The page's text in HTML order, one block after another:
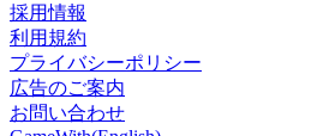
採用情報
利用規約
プライバシーポリシー
広告のご案内
お問い合わせ